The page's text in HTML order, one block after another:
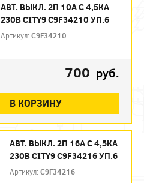
АВТ. ВЫКЛ. 2П 10А С 4,5КА
230В CITY9 C9F34210 УП.6
Артикул:C9F34210
700 руб.
В КОРЗИНУ
АВТ. ВЫКЛ. 2П 16А С 4,5КА
230В CITY9 C9F34216 УП.6
Артикул:C9F34216